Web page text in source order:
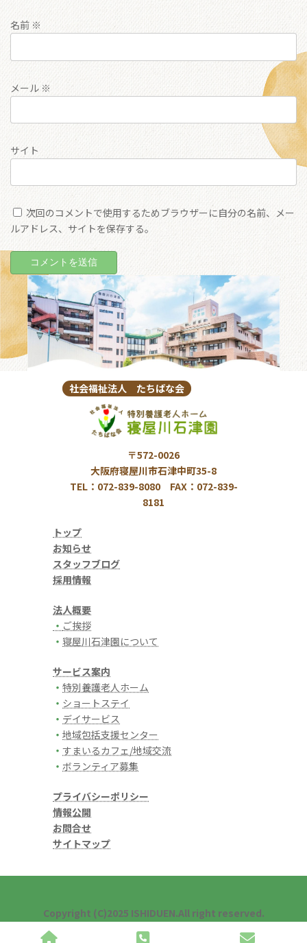
名前 ※
メール ※
サイト
次回のコメントで使用するためブラウザーに自分の名前、メー
ルアドレス、サイトを保存する。
社会福祉法人 たちばな会
〒572-0026
大阪府寝屋川市石津中町35-8
TEL：072-839-8080 FAX：072-839-
8181
トップ
お知らせ
スタッフブログ
採用情報
法人概要
・ ご挨拶
・ 寝屋川石津園について
サービス案内
・ 特別養護老人ホーム
・ ショートステイ
・ デイサービス
・ 地域包括支援センター
・ すまいるカフェ/地域交流
・ ボランティア募集
プライバシーポリシー
情報公開
お問合せ
サイトマップ
Copyright (C)2025 ISHIDUEN.All right reserved.